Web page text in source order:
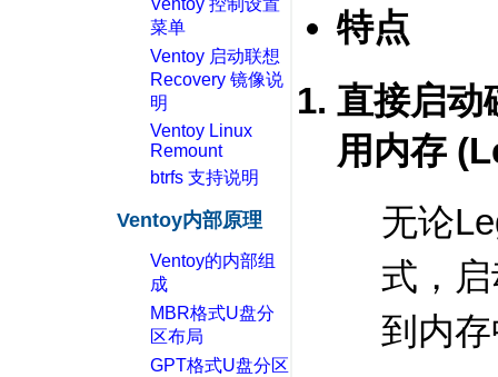
菜单
Ventoy 启动联想
Recovery 镜像说
明
Ventoy Linux
Remount
btrfs 支持说明
Ventoy内部原理
Ventoy的内部组
成
MBR格式U盘分
区布局
GPT格式U盘分区
特点
直接启动
用内存
无论
式，
到内